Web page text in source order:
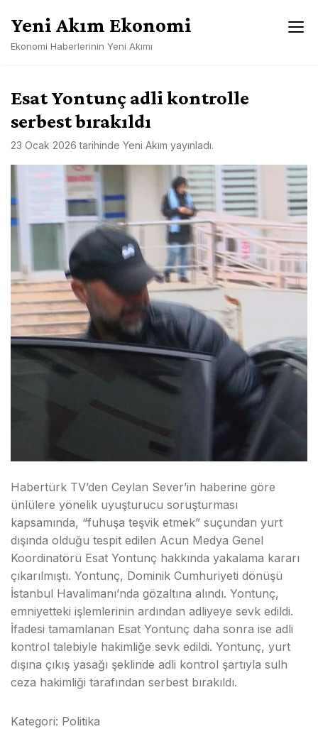
content
Yeni Akım Ekonomi
Ekonomi Haberlerinin Yeni Akımı
Esat Yontunç adli kontrolle
serbest bırakıldı
23 Ocak 2026 tarihinde Yeni Akım yayınladı.
Habertürk TV’den Ceylan Sever’in haberine göre
ünlülere yönelik uyuşturucu soruşturması
kapsamında, “fuhuşa teşvik etmek” suçundan yurt
dışında olduğu tespit edilen Acun Medya Genel
Koordinatörü Esat Yontunç hakkında yakalama kararı
çıkarılmıştı. Yontunç, Dominik Cumhuriyeti dönüşü
İstanbul Havalimanı’nda gözaltına alındı. Yontunç,
emniyetteki işlemlerinin ardından adliyeye sevk edildi.
İfadesi tamamlanan Esat Yontunç daha sonra ise adli
kontrol talebiyle hakimliğe sevk edildi. Yontunç, yurt
dışına çıkış yasağı şeklinde adli kontrol şartıyla sulh
ceza hakimliği tarafından serbest bırakıldı.
Kategori: Politika